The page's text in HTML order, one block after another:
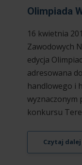
Olimpiada
16 kwietnia
Zawodowych
edycja
adresowana
handlowego i
konkursu
Czytaj dalej